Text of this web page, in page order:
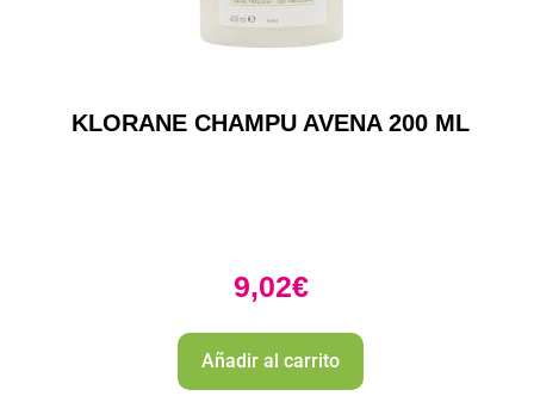
KLORANE CHAMPU AVENA 200 ML
9,02€
Añadir al carrito